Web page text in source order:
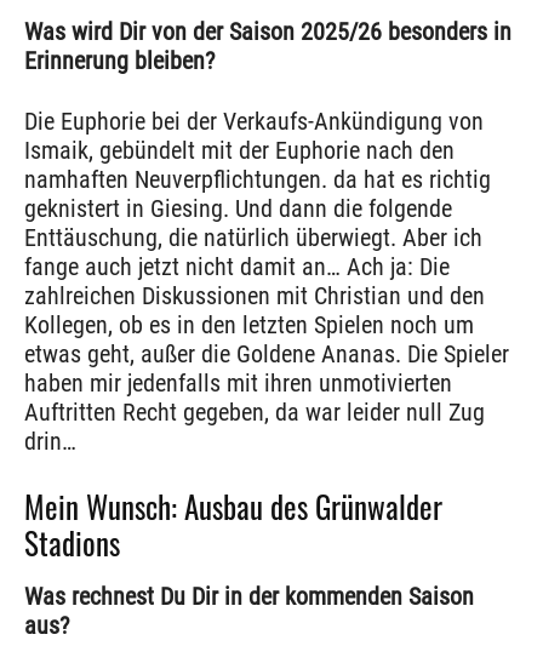
Was wird Dir von der Saison 2025/26 besonders in
Erinnerung bleiben?
Die Euphorie bei der Verkaufs-Ankündigung von
Ismaik, gebündelt mit der Euphorie nach den
namhaften Neuverpflichtungen. da hat es richtig
geknistert in Giesing. Und dann die folgende
Enttäuschung, die natürlich überwiegt. Aber ich
fange auch jetzt nicht damit an… Ach ja: Die
zahlreichen Diskussionen mit Christian und den
Kollegen, ob es in den letzten Spielen noch um
etwas geht, außer die Goldene Ananas. Die Spieler
haben mir jedenfalls mit ihren unmotivierten
Auftritten Recht gegeben, da war leider null Zug
drin…
Mein Wunsch: Ausbau des Grünwalder
Stadions
Was rechnest Du Dir in der kommenden Saison
aus?